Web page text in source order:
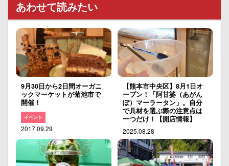
あわせて読みたい
9月30日から2日間オーガニ
ックマーケットが菊池市で
開催！
イベント
2017.09.29
【熊本市中央区】8月1日オ
ープン！「阿甘婆（あがん
ぽ）マーラータン」。自分
で具材を選ぶ際の注意点は
一つだけ！【開店情報】
2025.08.28